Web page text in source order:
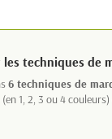
techniques de
6 techniques de
(en 1, 2, 3 ou 4